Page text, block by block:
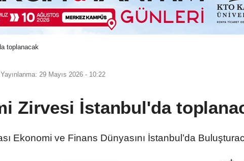
toplanacak
Yayınlanma: 29 Mayıs 2026 - 10:22
Zirvesi İstanbul'da
Ekonomi ve Finans Dünyasını İstanbul’da